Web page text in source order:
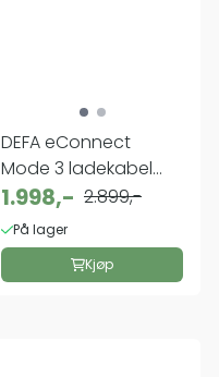
DEFA eConnect
Mode 3 ladekabel
32A (22kW)
1.998,- 2.899,-
På lager
Kjøp